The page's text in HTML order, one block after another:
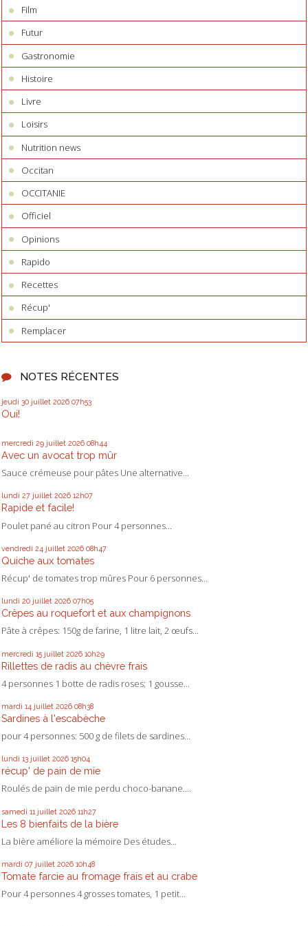
Film
Futur
Gastronomie
Histoire
Livre
Loisirs
Nutrition news
Occitan
OCCITANIE
Officiel
Opinions
Rapido
Recettes
Récup'
Remplacer
NOTES RÉCENTES
jeudi 30 juillet 2026 07h53
Oui!
mercredi 29 juillet 2026 08h44
Avec un avocat trop mûr
Sauce crémeuse pour pâtes Une alternative...
lundi 27 juillet 2026 12h07
Rapide et facile!
Poulet pané au citron Pour 4 personnes...
vendredi 24 juillet 2026 08h47
Quiche aux tomates
Récup' de tomates trop mûres Pour 6 personnes...
lundi 20 juillet 2026 07h05
Crêpes au roquefort et aux champignons
Pâte à crêpes: 150g de farine, 1 litre lait, 2 œufs...
mercredi 15 juillet 2026 10h29
Rillettes de radis au chèvre frais
4 personnes 1 botte de radis roses; 1 gousse...
mardi 14 juillet 2026 08h38
Sardines à l'escabèche
pour 4 personnes: 500 g de filets de sardines...
lundi 13 juillet 2026 15h04
récup' de pain de mie
Roulés de pain de mie perdu choco-banane....
samedi 11 juillet 2026 11h27
Les 8 bienfaits de la bière
La bière améliore la mémoire Des études...
mardi 07 juillet 2026 10h48
Tomate farcie au fromage frais et au crabe
Pour 4 personnes 4 grosses tomates, 1 petit...